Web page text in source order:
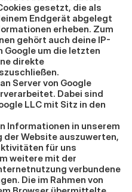
gesetzt, die als
Endgerät abgelegt
erheben. Zum
gehört auch deine IP-
Google um die letzten
direkte
Server von Google
Dabei sind
LLC mit Sitz in den
Informationen in unserem
Website auszuwerten,
für uns
weitere mit der
verbundene
Die im Rahmen von